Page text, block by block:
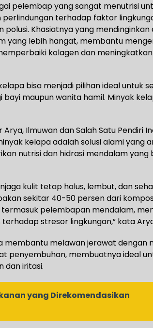
pelembap yang sangat menutrisi
terhadap faktor
polusi. Khasiatnya yang mendinginkan
yang lebih hangat, membantu
kolagen dan
bisa menjadi pilihan ideal untuk
maupun wanita hamil. Minyak
Ilmuwan dan Salah Satu Pendiri
kelapa adalah solusi alami yang
nutrisi dan hidrasi mendalam yang
kulit tetap halus, lembut, dan
sekitar 40-50 persen dari
pelembapan mendalam,
stresor lingkungan,” kata
membantu melawan jerawat dengan
penyembuhan, membuatnya ideal
dan iritasi.
yang Direkomendasikan